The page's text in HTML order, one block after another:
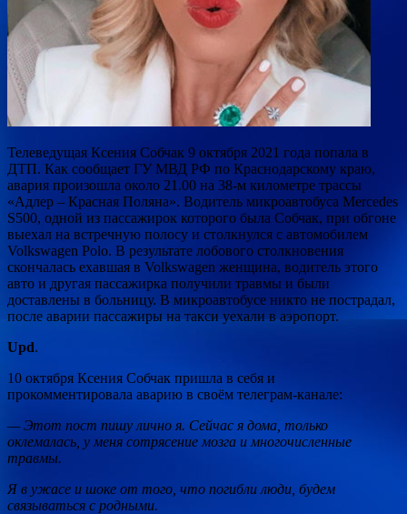
Телеведущая Ксения Собчак 9 октября 2021 года попала в
ДТП. Как сообщает ГУ МВД РФ по Краснодарскому краю,
авария произошла около 21.00 на 38-м километре трассы
«Адлер – Красная Поляна». Водитель микроавтобуса Mercedes
S500, одной из пассажирок которого была Собчак, при обгоне
выехал на встречную полосу и столкнулся с автомобилем
Volkswagen Polo. В результате лобового столкновения
скончалась ехавшая в Volkswagen женщина, водитель этого
авто и другая пассажирка получили травмы и были
доставлены в больницу. В микроавтобусе никто не пострадал,
после аварии пассажиры на такси уехали в аэропорт.
Upd.
10 октября Ксения Собчак пришла в себя и
прокомментировала аварию в своём телеграм-канале:
— Этот пост пишу лично я. Сейчас я дома, только
оклемалась, у меня сотрясение мозга и многочисленные
травмы.
Я в ужасе и шоке от того, что погибли люди, будем
связываться с родными.